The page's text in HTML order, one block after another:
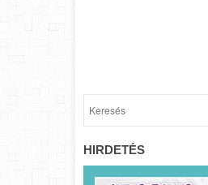
HIRDETÉS